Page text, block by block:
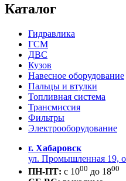
Каталог
Гидравлика
ГСМ
ДВС
Кузов
Навесное оборудование
Пальцы и втулки
Топливная система
Трансмиссия
Фильтры
Электрооборудование
г. Хабаровск
ул. Промышленная 19,
ПН-ПТ: c 1000 до 1800